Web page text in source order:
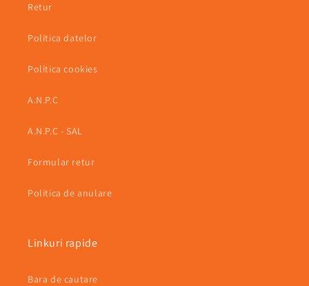
Retur
Politica datelor
Politica cookies
A.N.P.C
A.N.P.C - SAL
Formular retur
Politica de anulare
Linkuri rapide
Bara de cautare